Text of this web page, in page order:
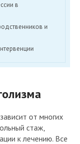
в
и
от многих
стаж,
к лечению. Все